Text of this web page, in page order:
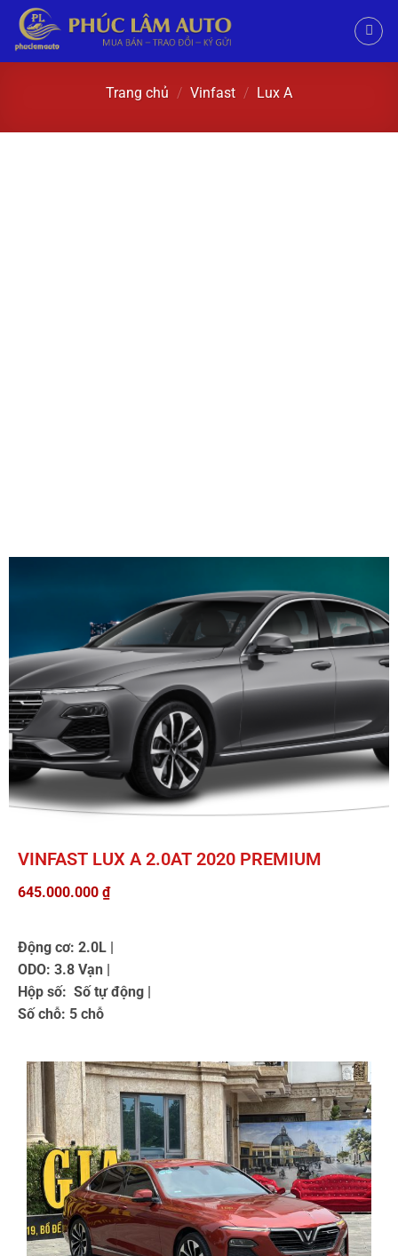
Trang chủ / Vinfast / Lux A
VINFAST LUX A 2.0AT 2020 PREMIUM
645.000.000 ₫
Động cơ: 2.0L |
ODO: 3.8 Vạn |
Hộp số: Số tự động |
Số chỗ: 5 chỗ